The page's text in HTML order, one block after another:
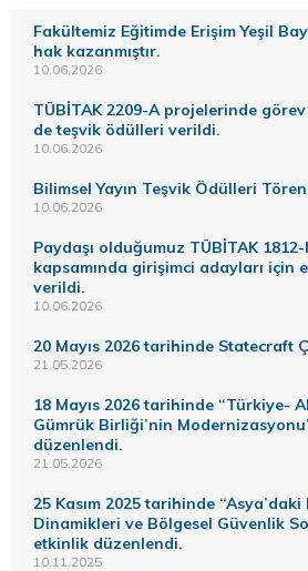
Fakültemiz Eğitimde Erişim Yeşil
hak kazanmıştır.
10.06.2026
TÜBİTAK 2209-A projelerinde
de teşvik ödülleri verildi.
10.06.2026
Bilimsel Yayın Teşvik Ödülleri
10.06.2026
Paydaşı olduğumuz TÜBİTAK
kapsamında girişimci adayları için
verildi.
10.06.2026
20 Mayıs 2026 tarihinde Statecraft
21.05.2026
18 Mayıs 2026 tarihinde “Türkiye-
Gümrük Birliği’nin
düzenlendi.
21.05.2026
25 Kasım 2025 tarihinde
Dinamikleri ve Bölgesel Güvenlik
etkinlik düzenlendi.
10.11.2025